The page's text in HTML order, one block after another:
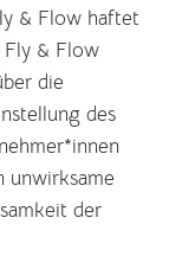
& Flow haftet
Fly & Flow
die
des
unwirksame
der